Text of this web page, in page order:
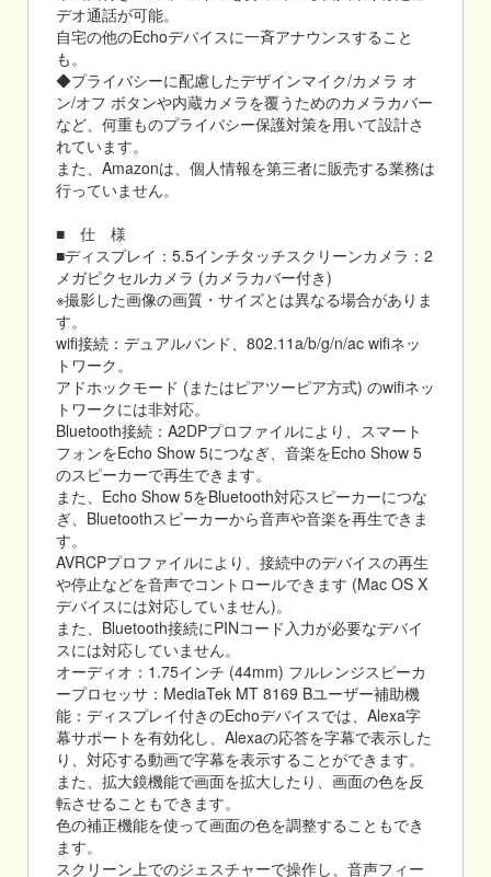
デオ通話が可能。
自宅の他のEchoデバイスに一斉アナウンスすること
も。
◆プライバシーに配慮したデザインマイク/カメラ オ
ン/オフ ボタンや内蔵カメラを覆うためのカメラカバー
など、何重ものプライバシー保護対策を用いて設計さ
れています。
また、Amazonは、個人情報を第三者に販売する業務は
行っていません。
■ 仕 様
■ディスプレイ：5.5インチタッチスクリーンカメラ：2
メガピクセルカメラ (カメラカバー付き)
※撮影した画像の画質・サイズとは異なる場合がありま
す。
wifi接続：デュアルバンド、802.11a/b/g/n/ac wifiネッ
トワーク。
アドホックモード (またはピアツーピア方式) のwifiネッ
トワークには非対応。
Bluetooth接続：A2DPプロファイルにより、スマート
フォンをEcho Show 5につなぎ、音楽をEcho Show 5
のスピーカーで再生できます。
また、Echo Show 5をBluetooth対応スピーカーにつな
ぎ、Bluetoothスピーカーから音声や音楽を再生できま
す。
AVRCPプロファイルにより、接続中のデバイスの再生
や停止などを音声でコントロールできます (Mac OS X
デバイスには対応していません)。
また、Bluetooth接続にPINコード入力が必要なデバイ
スには対応していません。
オーディオ：1.75インチ (44mm) フルレンジスピーカ
ープロセッサ：MediaTek MT 8169 Bユーザー補助機
能：ディスプレイ付きのEchoデバイスでは、Alexa字
幕サポートを有効化し、Alexaの応答を字幕で表示した
り、対応する動画で字幕を表示することができます。
また、拡大鏡機能で画面を拡大したり、画面の色を反
転させることもできます。
色の補正機能を使って画面の色を調整することもでき
ます。
スクリーン上でのジェスチャーで操作し、音声フィー